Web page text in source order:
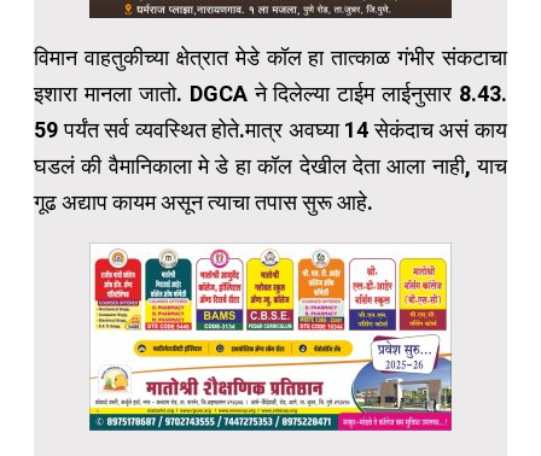
विमान वाहतुकीच्या क्षेत्रात मेडे कॉल हा तात्काळ गंभीर संकटाचा
इशारा मानला जातो. DGCA ने दिलेल्या टाईम लाईनुसार 8.43.
59 पर्यंत सर्व व्यवस्थित होते.मात्र अवघ्या 14 सेकंदाच असं काय
घडलं की वैमानिकाला मे डे हा कॉल देखील देता आला नाही, याच
गूढ अद्याप कायम असून त्याचा तपास सुरू आहे.